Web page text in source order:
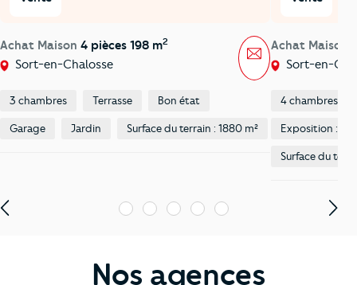
Achat Maison 4 pièces 198 m2
Sort-en-Chalosse
Message
3 chambres Terrasse Bon état
Garage Jardin Surface du terrain : 1880 m²
Achat Maison
Sort-en-
4 chambres
Exposition : Est
Surface du
1 2 3 4 5
Nos agences